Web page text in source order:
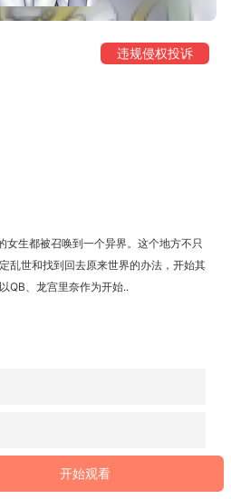
违规侵权投诉
女生都被召唤到一个异界。这个地方不只
乱世和找到回去原来世界的办法，开始其
QB、龙宫里奈作为开始..
开始观看